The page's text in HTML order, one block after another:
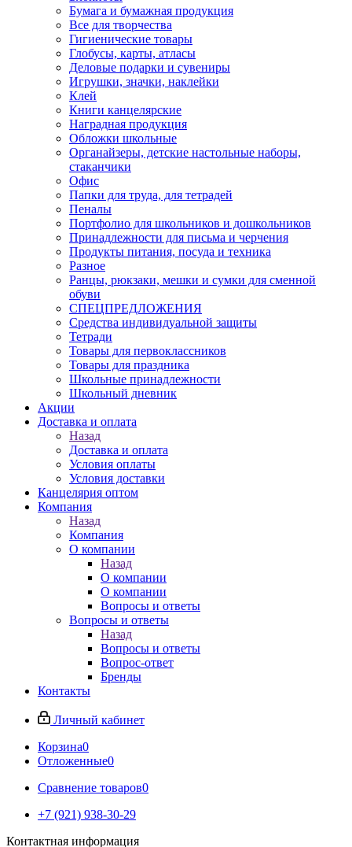
Бумага и бумажная продукция
Все для творчества
Гигиенические товары
Глобусы, карты, атласы
Деловые подарки и сувениры
Игрушки, значки, наклейки
Клей
Книги канцелярские
Наградная продукция
Обложки школьные
Органайзеры, детские настольные наборы,
стаканчики
Офис
Папки для труда, для тетрадей
Пеналы
Портфолио для школьников и дошкольников
Принадлежности для письма и черчения
Продукты питания, посуда и техника
Разное
Ранцы, рюкзаки, мешки и сумки для сменной
обуви
СПЕЦПРЕДЛОЖЕНИЯ
Средства индивидуальной защиты
Тетради
Товары для первоклассников
Товары для праздника
Школьные принадлежности
Школьный дневник
Акции
Доставка и оплата
Назад
Доставка и оплата
Условия оплаты
Условия доставки
Канцелярия оптом
Компания
Назад
Компания
О компании
Назад
О компании
О компании
Вопросы и ответы
Вопросы и ответы
Назад
Вопросы и ответы
Вопрос-ответ
Бренды
Контакты
Личный кабинет
Корзина0
Отложенные0
Сравнение товаров0
+7 (921) 938-30-29
Контактная информация